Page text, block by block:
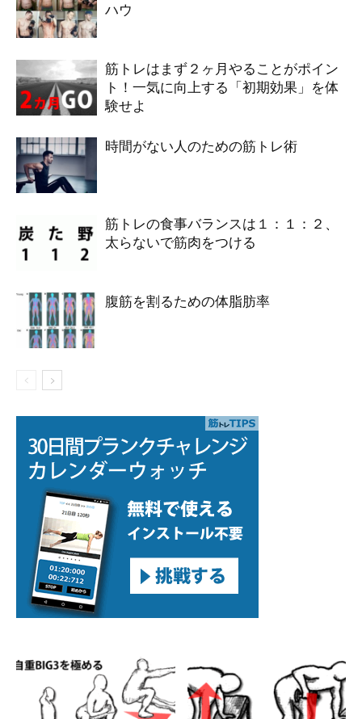
ハウ
筋トレはまず２ヶ月やることがポイン
ト！一気に向上する「初期効果」を体
験せよ
時間がない人のための筋トレ術
筋トレの食事バランスは１：１：２、
太らないで筋肉をつける
腹筋を割るための体脂肪率